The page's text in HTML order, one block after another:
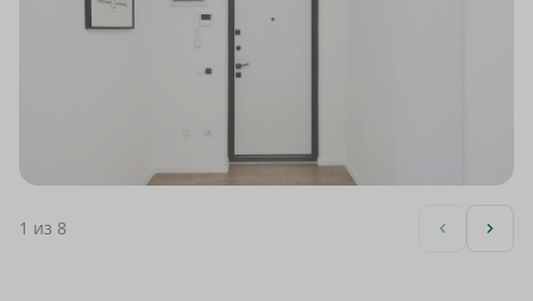
1 из 8